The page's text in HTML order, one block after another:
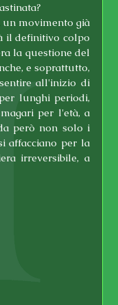
un movimento già
il definitivo colpo
la questione del
e soprattutto,
all'inizio di
lunghi periodi,
per l'età, a
però non solo i
affacciano per la
irreversibile, a